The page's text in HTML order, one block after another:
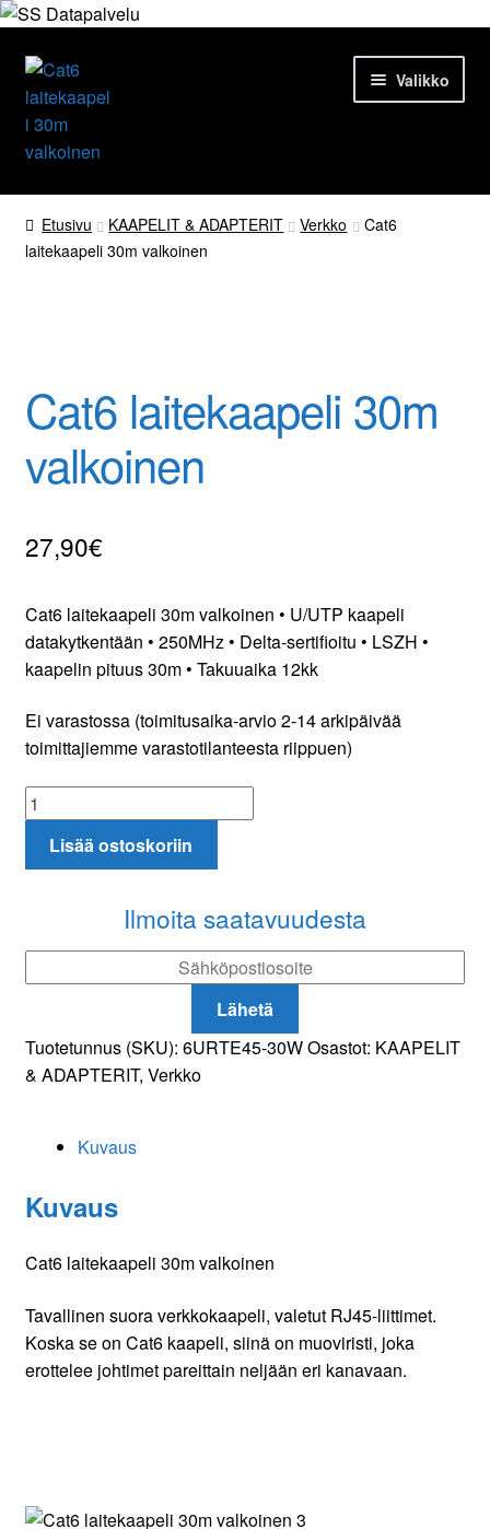
Siirry
navigointiin
Siirry
sisältöön
Valikko
Etusivu
Tuotteet
Yrityksestä
Yhteydenotto
Oma tili
Etusivu KAAPELIT & ADAPTERIT Verkko
Cat6
laitekaapeli 30m valkoinen
Cat6 laitekaapeli 30m
valkoinen
27,90€
Cat6 laitekaapeli 30m valkoinen • U/UTP kaapeli
datakytkentään • 250MHz • Delta-sertifioitu • LSZH •
kaapelin pituus 30m • Takuuaika 12kk
Ei varastossa (toimitusaika-arvio 2-14 arkipäivää
toimittajiemme varastotilanteesta riippuen)
Cat6
laitekaapeli
30mLisää ostoskoriin
Ilmoita saatavuudesta
Lähetä
Tuotetunnus (SKU): 6URTE45-30WOsastot: KAAPELIT
& ADAPTERIT, Verkko
Kuvaus
Kuvaus
Cat6 laitekaapeli 30m valkoinen
Tavallinen suora verkkokaapeli, valetut RJ45-liittimet.
Koska se on Cat6 kaapeli, siinä on muoviristi, joka
erottelee johtimet pareittain neljään eri kanavaan.